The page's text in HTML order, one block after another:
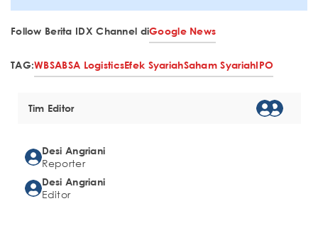
Follow Berita IDX Channel diGoogle News
TAG:WBSABSA LogisticsEfek SyariahSaham SyariahIPO
Tim Editor
Desi Angriani
Reporter
Desi Angriani
Editor